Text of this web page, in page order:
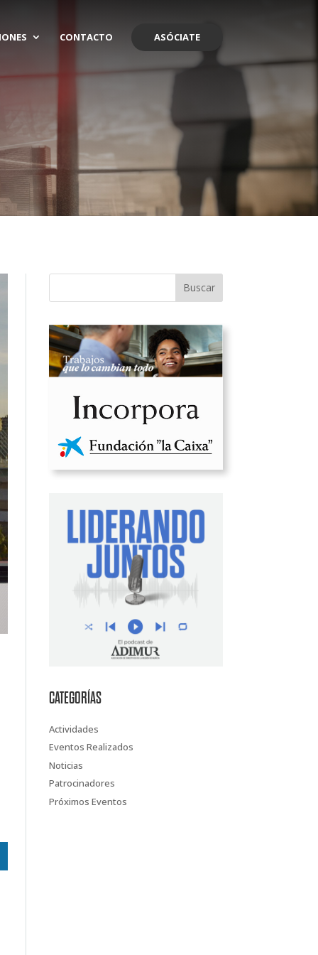
CONTACTO ASÓCIATE
Buscar
CATEGORÍAS
Actividades
Eventos Realizados
Noticias
Patrocinadores
Próximos Eventos